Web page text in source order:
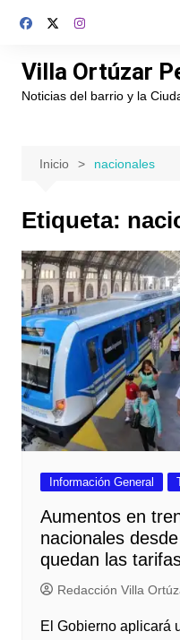
Villa Ortúzar
Noticias del barrio y la
Inicio nacionales
Etiqueta:
Información General
Aumentos en
nacionales
quedan las
Redacción Villa
El Gobierno aplicará